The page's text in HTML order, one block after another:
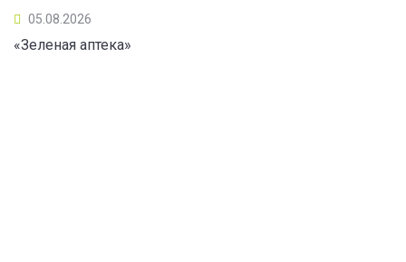
05.08.2026
«Зеленая аптека»